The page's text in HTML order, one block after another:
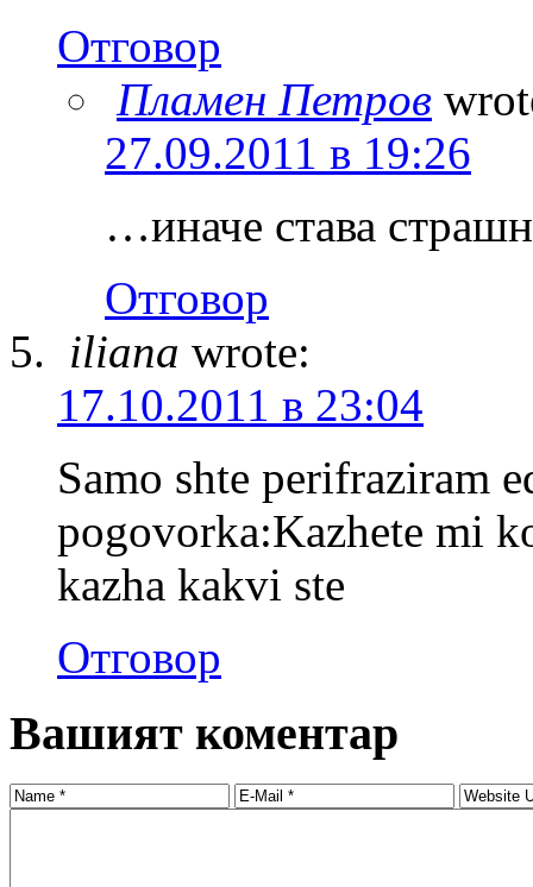
Отговор
Пламен Петров
27.09.2011 в 19:26
…иначе става
Отговор
iliana wrote:
17.10.2011 в 23:04
Samo shte perifraziram
pogovorka:Kazhete mi
kazha kakvi ste
Отговор
Вашият коментар